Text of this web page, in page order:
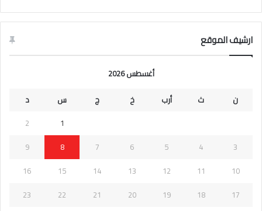
ارشيف الموقع
أغسطس 2026
ن
ث أرب خ ج س
د
1
2
3
4
5
6
7
8
9
10
11
12
13
14
15
16
17
18
19
20
21
22
23